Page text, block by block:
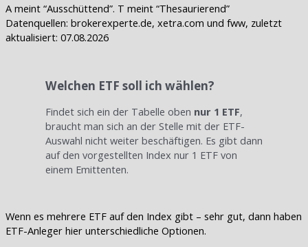
A meint “Ausschüttend”. T meint “Thesaurierend”
Datenquellen: brokerexperte.de, xetra.com und fww, zuletzt
aktualisiert: 07.08.2026
Welchen ETF soll ich wählen?
Findet sich ein der Tabelle oben nur 1 ETF,
braucht man sich an der Stelle mit der ETF-
Auswahl nicht weiter beschäftigen. Es gibt dann
auf den vorgestellten Index nur 1 ETF von
einem Emittenten.
Wenn es mehrere ETF auf den Index gibt – sehr gut, dann haben
ETF-Anleger hier unterschiedliche Optionen.